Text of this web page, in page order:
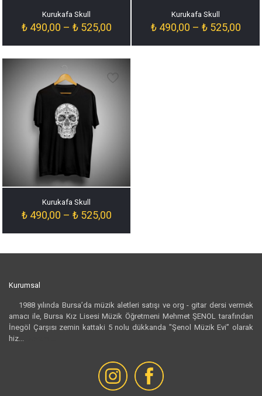
Kurukafa Skull
₺490,00 – ₺525,00Fiyat
₺ 490,00
-
Kurukafa Skull
₺490,00 – ₺525,00Fiyat
₺
Kurukafa Skull
₺490,00 – ₺525,00Fiyat
₺ 490,00
Kurumsal
1988 yılında Bursa’da müzik aletleri satışı ve org - gitar dersi vermek
amacı ile, Bursa Kız Lisesi Müzik Öğretmeni Mehmet ŞENOL tarafından
İnegöl Çarşısı zemin kattaki 5 nolu dükkanda "Şenol Müzik Evi” olarak
hiz...